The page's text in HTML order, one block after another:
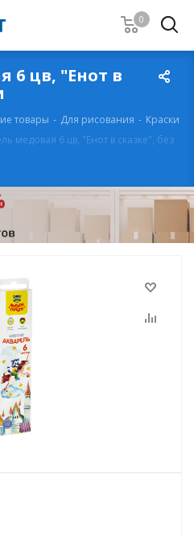
0
6 цв, "Енот в
товары - Для рисования - Краски
медовая 6 цв, "Енот в сказке", без